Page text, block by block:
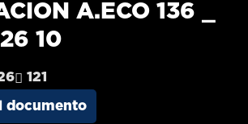
A.ECO 136 _
10
121
documento